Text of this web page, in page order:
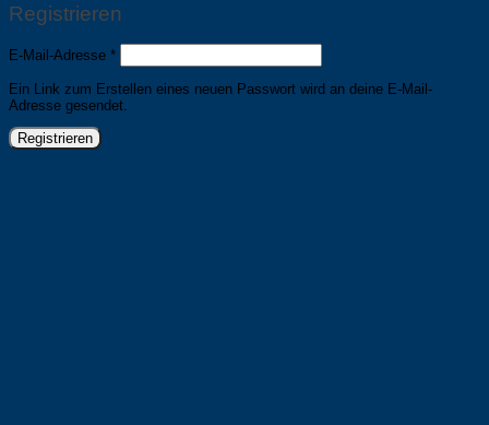
Registrieren
E-Mail-Adresse *Erforderlich
Ein Link zum Erstellen eines neuen Passwort wird an deine E-Mail-
Adresse gesendet.
Registrieren